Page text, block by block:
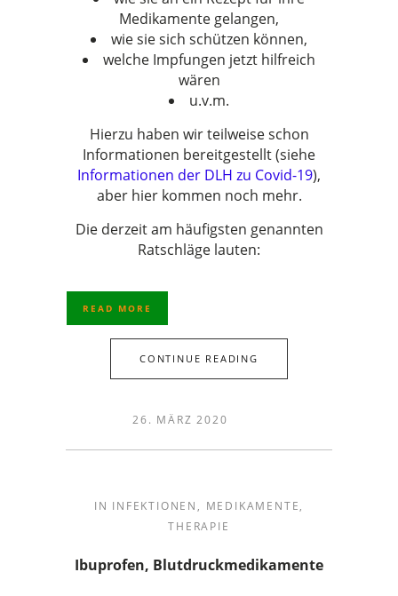
Medikamente gelangen,
wie sie sich schützen können,
welche Impfungen jetzt hilfreich
wären
u.v.m.
Hierzu haben wir teilweise schon
Informationen bereitgestellt (siehe
Informationen der DLH zu Covid-19),
aber hier kommen noch mehr.
Die derzeit am häufigsten genannten
Ratschläge lauten:
READ MORE
CONTINUE READING
26. MÄRZ 2020
IN INFEKTIONEN , MEDIKAMENTE,
THERAPIE
Ibuprofen, Blutdruckmedikamente